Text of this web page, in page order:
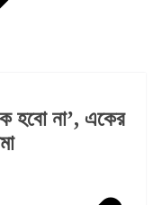
হবো না’, একের